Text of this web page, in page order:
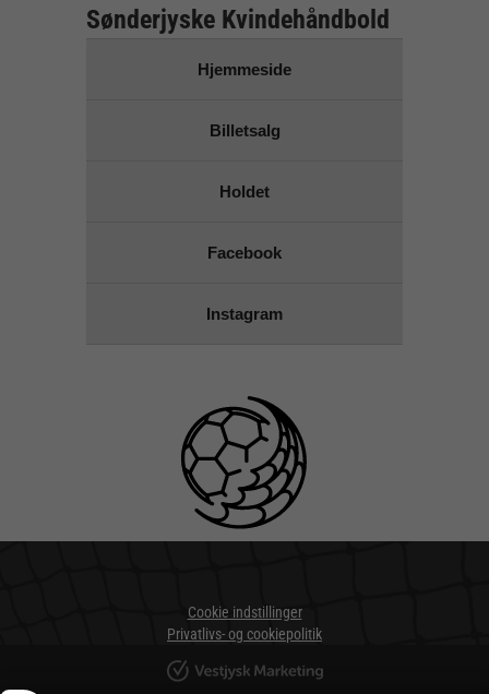
Sønderjyske Kvindehåndbold
Hjemmeside
Billetsalg
Holdet
Facebook
Instagram
Cookie indstillinger
Privatlivs- og cookiepolitik